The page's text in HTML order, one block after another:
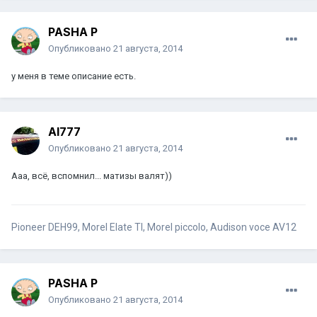
PASHA P
Опубликовано 21 августа, 2014
у меня в теме описание есть.
Al777
Опубликовано 21 августа, 2014
Ааа, всё, вспомнил... матизы валят))
Pioneer DEH99, Morel Elate TI, Morel piccolo, Audison voce AV12
PASHA P
Опубликовано 21 августа, 2014